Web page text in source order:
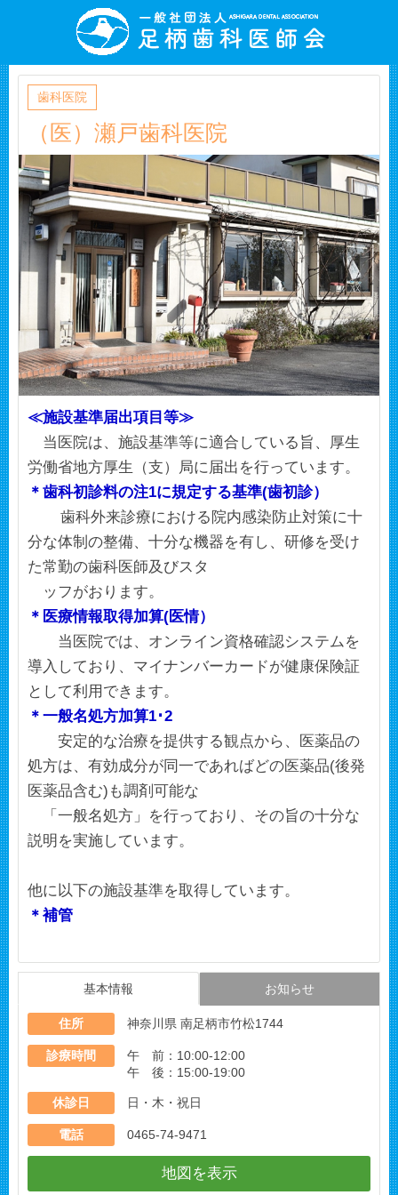
歯科医院情報
歯科医院
（医）瀬戸歯科医院
≪施設基準届出項目等≫
当医院は、施設基準等に適合している旨、厚生
労働省地方厚生（支）局に届出を行っています。
＊歯科初診料の注1に規定する基準(歯初診）
歯科外来診療における院内感染防止対策に十
分な体制の整備、十分な機器を有し、研修を受け
た常勤の歯科医師及びスタ
ッフがおります。
＊医療情報取得加算(医情）
当医院では、オンライン資格確認システムを
導入しており、マイナンバーカードが健康保険証
として利用できます。
＊一般名処方加算1･2
安定的な治療を提供する観点から、医薬品の
処方は、有効成分が同一であればどの医薬品(後発
医薬品含む)も調剤可能な
「一般名処方」を行っており、その旨の十分な
説明を実施しています。
他に以下の施設基準を取得しています。
＊補管
基本情報 お知らせ
住所 神奈川県 南足柄市竹松1744
診療時間
午 前：10:00-12:00
午 後：15:00-19:00
休診日 日・木・祝日
電話 0465-74-9471
地図を表示